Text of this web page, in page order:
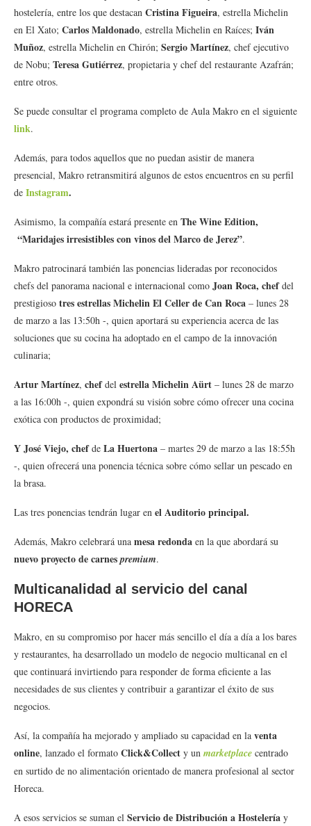
hostelería, entre los que destacan Cristina Figueira, estrella Michelin
en El Xato; Carlos Maldonado, estrella Michelin en Raíces; Iván
Muñoz, estrella Michelin en Chirón; Sergio Martínez, chef ejecutivo
de Nobu; Teresa Gutiérrez, propietaria y chef del restaurante Azafrán;
entre otros.
Se puede consultar el programa completo de Aula Makro en el siguiente
link.
Además, para todos aquellos que no puedan asistir de manera
presencial, Makro retransmitirá algunos de estos encuentros en su perfil
de Instagram.
Asimismo, la compañía estará presente en The Wine Edition,
“Maridajes irresistibles con vinos del Marco de Jerez”.
Makro patrocinará también las ponencias lideradas por reconocidos
chefs del panorama nacional e internacional como Joan Roca, chefdel
prestigioso tres estrellas Michelin El Celler de Can Roca – lunes 28
de marzo a las 13:50h -, quien aportará su experiencia acerca de las
soluciones que su cocina ha adoptado en el campo de la innovación
culinaria;
Artur Martínez, chefdel estrella Michelin Aürt – lunes 28 de marzo
a las 16:00h -, quien expondrá su visión sobre cómo ofrecer una cocina
exótica con productos de proximidad;
Y José Viejo, chefde La Huertona – martes 29 de marzo a las 18:55h
-, quien ofrecerá una ponencia técnica sobre cómo sellar un pescado en
la brasa.
Las tres ponencias tendrán lugar en el Auditorio principal.
Además, Makro celebrará una mesa redonda en la que abordará su
nuevo proyecto de carnespremium.
Multicanalidad al servicio del canal
HORECA
Makro, en su compromiso por hacer más sencillo el día a día a los bares
y restaurantes, ha desarrollado un modelo de negocio multicanal en el
que continuará invirtiendo para responder de forma eficiente a las
necesidades de sus clientes y contribuir a garantizar el éxito de sus
negocios.
Así, la compañía ha mejorado y ampliado su capacidad en la venta
online, lanzado el formato Click&Collect y un marketplace centrado
en surtido de no alimentación orientado de manera profesional al sector
Horeca.
A esos servicios se suman el Servicio de Distribución a Hostelería y